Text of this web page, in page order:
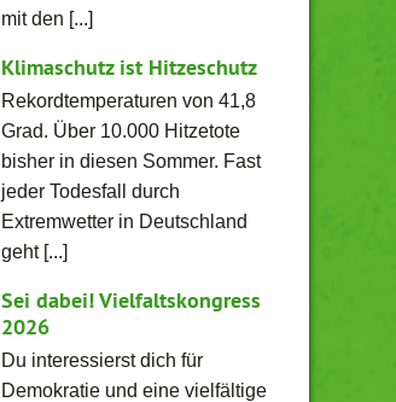
mit den [...]
Klimaschutz ist Hitzeschutz
Rekordtemperaturen von 41,8
Grad. Über 10.000 Hitzetote
bisher in diesen Sommer. Fast
jeder Todesfall durch
Extremwetter in Deutschland
geht [...]
Sei dabei! Vielfaltskongress
2026
Du interessierst dich für
Demokratie und eine vielfältige